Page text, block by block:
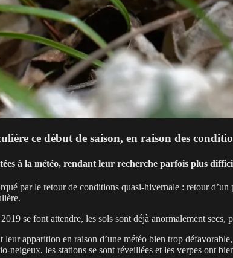
ce début de saison, en raison des
à la météo, rendant leur recherche parfois plus
par le retour de conditions quasi-hivernale : retour
se font attendre, les sols sont déjà anormalement secs,
apparition en raison d’une météo bien trop
neigeux, les stations se sont réveillées et les verpes ont